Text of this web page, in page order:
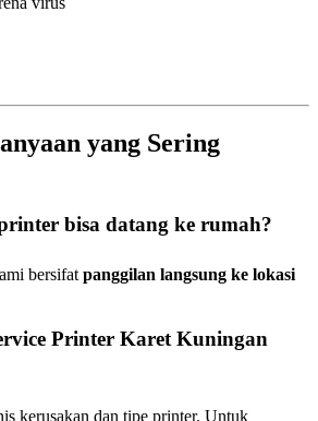
yang Sering
bisa datang ke rumah?
bersifat panggilan langsung ke lokasi
Printer Karet Kuningan
kerusakan dan tipe printer. Untuk